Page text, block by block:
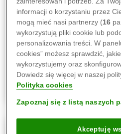
Z palety kolorów
Przeglądaj naszą paletę kolorów
informacji o korzystaniu przez
mogą mieć nasi partnerzy (16
wykorzystują pliki cookie lub
personalizowania treści. W
cookies” możesz sprawdzić,
wykorzystujemy oraz
Dowiedz się więcej w naszej
Polityka cookies
Zapoznaj się z listą naszych
Akceptuję